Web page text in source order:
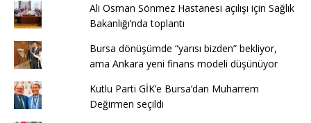
Ali Osman Sönmez Hastanesi açılışı için Sağlık
Bakanlığı’nda toplantı
Bursa dönüşümde “yarısı bizden” bekliyor,
ama Ankara yeni finans modeli düşünüyor
Kutlu Parti GİK’e Bursa’dan Muharrem
Değirmen seçildi